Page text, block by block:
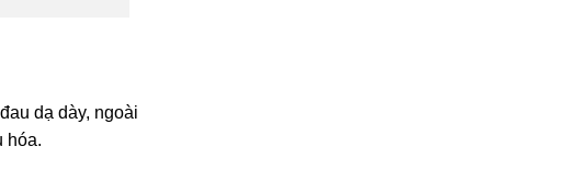
dạ dày, ngoài
hóa.